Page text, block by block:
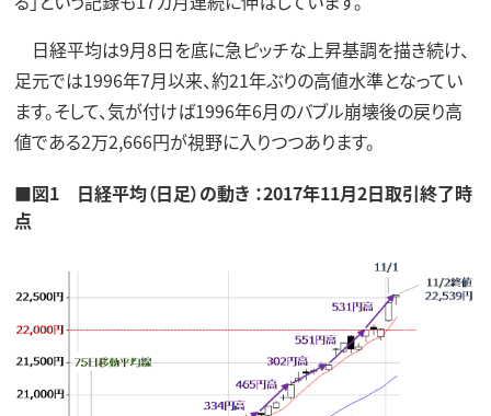
日経平均は9月8日を底に急ピッチな上昇基調を描き続け、
足元では1996年7月以来、約21年ぶりの高値水準となってい
ます。そして、気が付けば1996年6月のバブル崩壊後の戻り高
値である2万2,666円が視野に入りつつあります。
■図1 日経平均（日足）の動き ：2017年11月2日取引終了時
点